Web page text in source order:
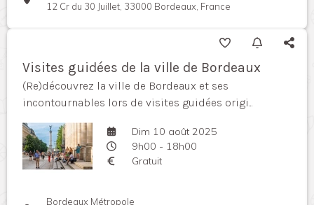
12 Cr du 30 Juillet, 33000 Bordeaux, France
Visites guidées de la ville de Bordeaux
(Re)découvrez la ville de Bordeaux et ses
incontournables lors de visites guidées origi...
Dim 10 août 2025
9h00 - 18h00
Gratuit
Bordeaux Métropole